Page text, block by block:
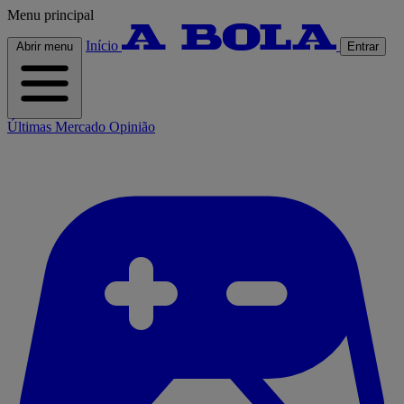
Menu principal
Abrir menu Início Entrar
Últimas Mercado Opinião